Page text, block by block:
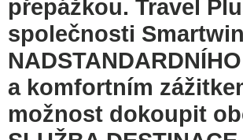
přepážkou. Travel
společnosti
a komfortním
možnost dokoupit